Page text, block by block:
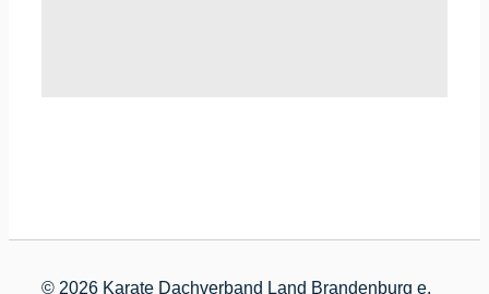
© 2026 Karate Dachverband Land Brandenburg e.